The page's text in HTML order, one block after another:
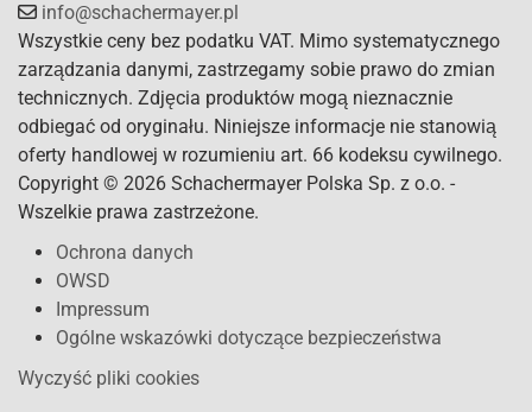
info@schachermayer.pl
Wszystkie ceny bez podatku VAT. Mimo systematycznego
zarządzania danymi, zastrzegamy sobie prawo do zmian
technicznych. Zdjęcia produktów mogą nieznacznie
odbiegać od oryginału. Niniejsze informacje nie stanowią
oferty handlowej w rozumieniu art. 66 kodeksu cywilnego.
Copyright © 2026 Schachermayer Polska Sp. z o.o. -
Wszelkie prawa zastrzeżone.
Ochrona danych
OWSD
Impressum
Ogólne wskazówki dotyczące bezpieczeństwa
Wyczyść pliki cookies